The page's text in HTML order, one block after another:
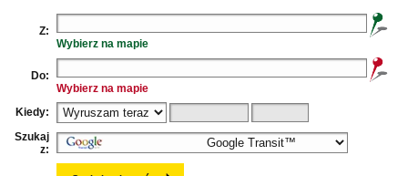
Z:
Wybierz na mapie
Do:
Wybierz na mapie
Kiedy:
Szukaj
z: